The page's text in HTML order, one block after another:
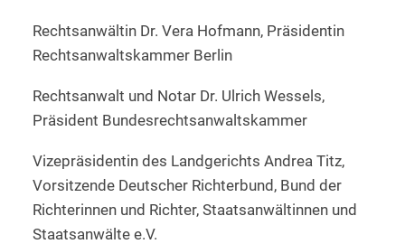
Rechtsanwältin Dr. Vera Hofmann, Präsidentin
Rechtsanwaltskammer Berlin
Rechtsanwalt und Notar Dr. Ulrich Wessels,
Präsident Bundesrechtsanwaltskammer
Vizepräsidentin des Landgerichts Andrea Titz,
Vorsitzende Deutscher Richterbund, Bund der
Richterinnen und Richter, Staatsanwältinnen und
Staatsanwälte e.V.